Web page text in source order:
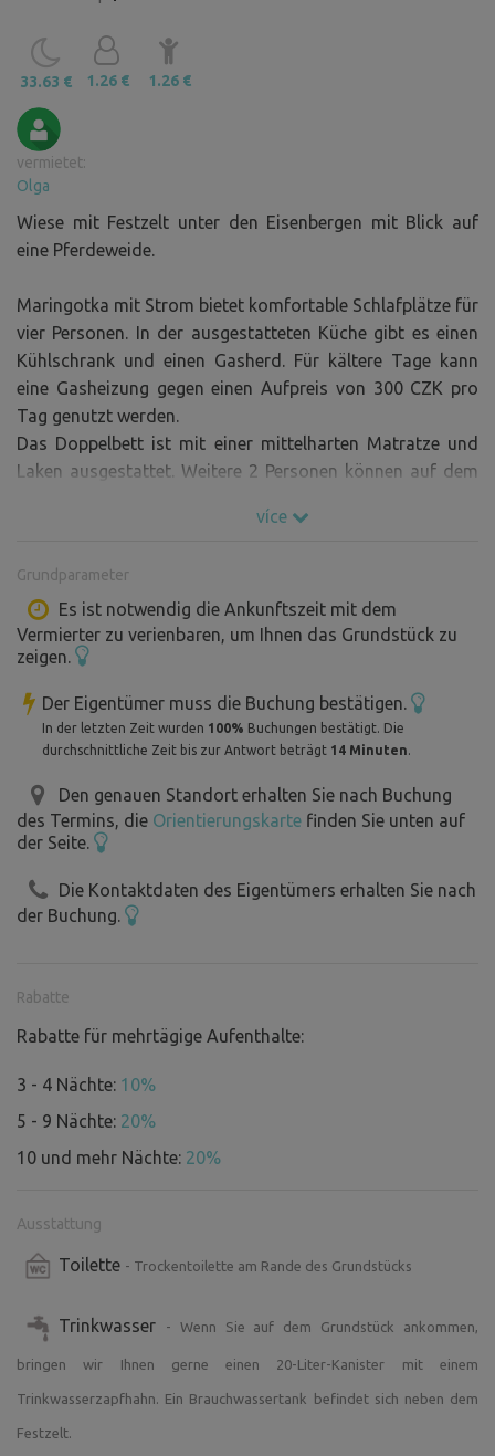
33.63 € 1.26 € 1.26 €
vermietet:
Olga
Wiese mit Festzelt unter den Eisenbergen mit Blick auf
eine Pferdeweide.
Maringotka mit Strom bietet komfortable Schlafplätze für
vier Personen. In der ausgestatteten Küche gibt es einen
Kühlschrank und einen Gasherd. Für kältere Tage kann
eine Gasheizung gegen einen Aufpreis von 300 CZK pro
Tag genutzt werden.
Das Doppelbett ist mit einer mittelharten Matratze und
Laken ausgestattet. Weitere 2 Personen können auf dem
Bitte bringen Sie Ihre eigenen Kissen, Decken oder
Person können wir Ihnen Bettzeug zur Verfügung stellen.
Das Grundstück liegt in einer ruhigen Gegend und bietet
einen Blick auf die Weide mit Pferden und den
Sonnenuntergang.
In klaren Nächten können Sie den Sternenhimmel
beobachten. Die Sterne sind hier schön zu sehen, es gibt
Außerdem können auf dem Gelände in der Nähe des
Festzeltes Zelte oder Wohnwagen aufgestellt werden, so
dass sich größere Gruppen versammeln können, z. B. eine
große Familie, Freunde, Pfadfinder, Radfahrer.... Es wird
jedoch immer nur eine Gruppe von Personen sein,
große und bequeme Sitzgruppe aus Holz, eine Feuerstelle
und reichlich Brennholz. Trinkwasser kann nach
Absprache aufgefüllt werden, wir stellen Ihnen bei Ihrer
Ankunft 20 Liter in einem Kanister zur Verfügung.
Aktivitäten - Möglichkeit zum Reiten, Schwimmen und
Tauchen im gefluteten Steinbruch, was Sie im Blick haben,
Nachthimmel beobachten oder einfach nur entspannen.
Sie werden romantische Sonnenuntergänge in einer
Pferdekoppel erleben.
Morgens wachen Sie mit dem Gesang der Vögel und dem
více
Grundparameter
Es ist notwendig die Ankunftszeit mit dem
Vermierter zu verienbaren, um Ihnen das Grundstück zu
zeigen.
Der Eigentümer muss die Buchung bestätigen.
In der letzten Zeit wurden 100% Buchungen bestätigt. Die
durchschnittliche Zeit bis zur Antwort beträgt 14 Minuten.
Den genauen Standort erhalten Sie nach Buchung
des Termins, die Orientierungskarte finden Sie unten auf
der Seite.
Die Kontaktdaten des Eigentümers erhalten Sie nach
der Buchung.
Rabatte
Rabatte für mehrtägige Aufenthalte:
3 - 4 Nächte: 10%
5 - 9 Nächte: 20%
10 und mehr Nächte: 20%
Ausstattung
Toilette - Trockentoilette am Rande des Grundstücks
Trinkwasser - Wenn Sie auf dem Grundstück ankommen,
bringen wir Ihnen gerne einen 20-Liter-Kanister mit einem
Trinkwasserzapfhahn. Ein Brauchwassertank befindet sich neben dem
Festzelt.